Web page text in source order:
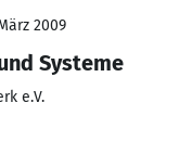
2009
Systeme
e.V.